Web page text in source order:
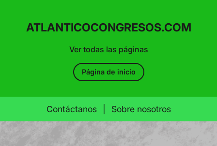
Ver todas las páginas
ATLANTICOCONGRESOS.COM
Página de inicio
Contáctanos Sobre nosotros